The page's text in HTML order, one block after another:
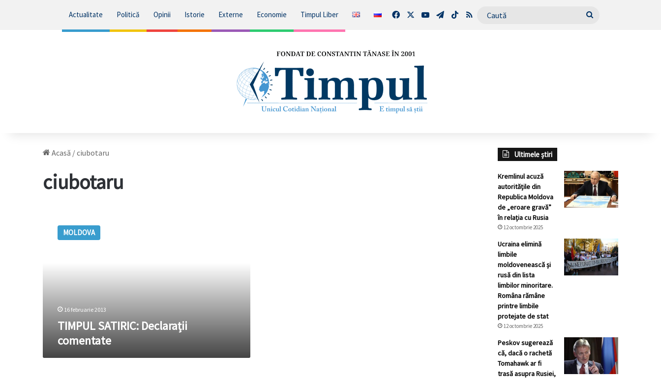
Actualitate Politică Opinii Istorie Externe Economie Timpul Liber FacebookYouTubeTelegram
TikTokRSS Caută
Acasă /ciubotaru
ciubotaru
SATIRIC:
DeclarațiiMOLDOVA
16 februarie 2013
TIMPUL SATIRIC: Declarații
comentate
Ultimele știri
Kremlinul acuză
autoritățile din
Republica Moldova
de „eroare gravă”
în relația cu Rusia
12 octombrie 2025
Ucraina elimină
limbile
moldovenească și
rusă din lista
limbilor minoritare.
Româna rămâne
printre limbile
protejate de stat
12 octombrie 2025
Peskov sugerează
că, dacă o rachetă
Tomahawk ar fi
trasă asupra Rusiei,